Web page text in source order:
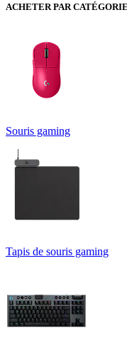
ACHETER PAR CATÉGORIE
Souris gaming
Tapis de souris gaming